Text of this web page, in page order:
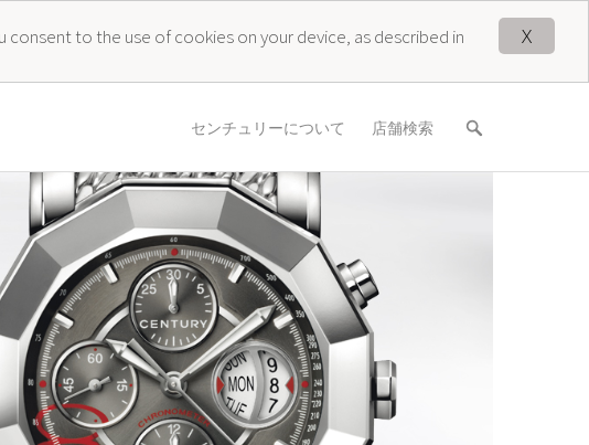
X
to the use of cookies on your device, as described in
センチュリーについて 店舗検索